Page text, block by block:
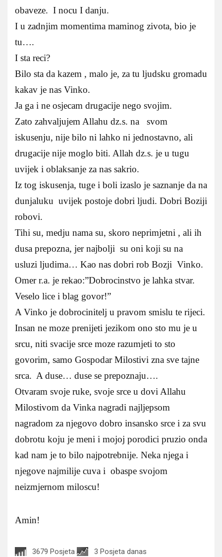
obaveze. I nocu I danju.
I u zadnjim momentima maminog zivota, bio je
tu….
I sta reci?
Bilo sta da kazem , malo je, za tu ljudsku gromadu
kakav je nas Vinko.
Ja ga i ne osjecam drugacije nego svojim.
Zato zahvaljujem Allahu dz.s. na svom
iskusenju, nije bilo ni lahko ni jednostavno, ali
drugacije nije moglo biti. Allah dz.s. je u tugu
uvijek i oblaksanje za nas sakrio.
Iz tog iskusenja, tuge i boli izaslo je saznanje da na
dunjaluku uvijek postoje dobri ljudi. Dobri Boziji
robovi.
Tihi su, medju nama su, skoro neprimjetni , ali ih
dusa prepozna, jer najbolji su oni koji su na
usluzi ljudima… Kao nas dobri rob Bozji Vinko.
Omer r.a. je rekao:”Dobrocinstvo je lahka stvar.
Veselo lice i blag govor!”
A Vinko je dobrocinitelj u pravom smislu te rijeci.
Insan ne moze prenijeti jezikom ono sto mu je u
srcu, niti svacije srce moze razumjeti to sto
govorim, samo Gospodar Milostivi zna sve tajne
srca. A duse… duse se prepoznaju….
Otvaram svoje ruke, svoje srce u dovi Allahu
Milostivom da Vinka nagradi najljepsom
nagradom za njegovo dobro insansko srce i za svu
dobrotu koju je meni i mojoj porodici pruzio onda
kad nam je to bilo najpotrebnije. Neka njega i
njegove najmilije cuva i obaspe svojom
neizmjernom miloscu!
Amin!
3679 Posjeta 3 Posjeta danas